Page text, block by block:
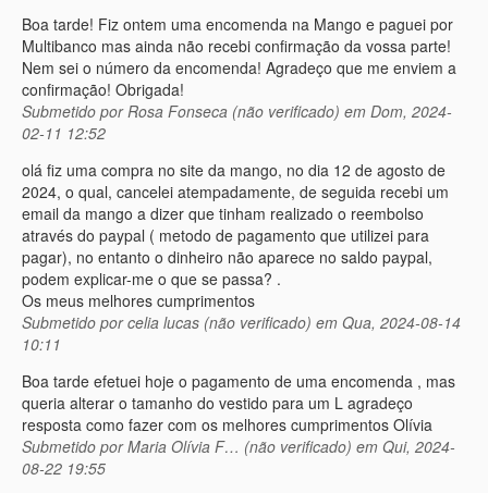
Boa tarde! Fiz ontem uma encomenda na Mango e paguei por
Multibanco mas ainda não recebi confirmação da vossa parte!
Nem sei o número da encomenda! Agradeço que me enviem a
confirmação! Obrigada!
Submetido porRosa Fonseca (não verificado) em Dom, 2024-
02-11 12:52
olá fiz uma compra no site da mango, no dia 12 de agosto de
2024, o qual, cancelei atempadamente, de seguida recebi um
email da mango a dizer que tinham realizado o reembolso
através do paypal ( metodo de pagamento que utilizei para
pagar), no entanto o dinheiro não aparece no saldo paypal,
podem explicar-me o que se passa? .
Os meus melhores cumprimentos
Submetido porcelia lucas (não verificado) em Qua, 2024-08-14
10:11
Boa tarde efetuei hoje o pagamento de uma encomenda , mas
queria alterar o tamanho do vestido para um L agradeço
resposta como fazer com os melhores cumprimentos Olívia
Submetido porMaria Olívia F… (não verificado) em Qui, 2024-
08-22 19:55